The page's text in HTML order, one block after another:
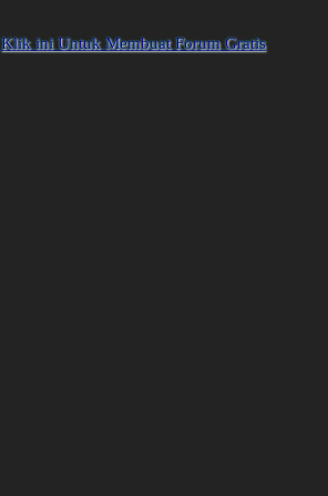
Klik ini Untuk Membuat Forum Gratis